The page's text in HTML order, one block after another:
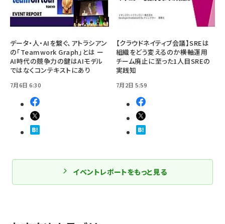
データ・人・AIを繋ぐ、アトラシアン
の「Teamwork Graph」とは ー
AI時代の競争力の鍵はAIモデル
ではなくコンテキストにあり
7月6日 6:30
【クラウドネイティブ会議】SREは
組織をどう変えるのか――横軸運用
チーム廃止に至った1人目SREの
実践知
7月2日 5:59
イベントレポートをもっと見る